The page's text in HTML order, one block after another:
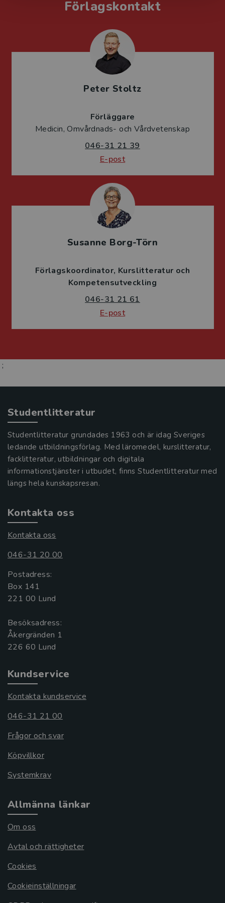
Förlagskontakt
Peter Stoltz
Förläggare
Medicin, Omvårdnads- och Vårdvetenskap
046-31 21 39
E-post
Susanne Borg-Törn
Förlagskoordinator Kurslitteratur och
Kompetensutveckling
046-31 21 61
E-post
;
Studentlitteratur
Studentlitteratur grundades 1963 och är idag Sveriges
ledande utbildningsförlag. Med läromedel, kurslitteratur,
facklitteratur, utbildningar och digitala
informationstjänster i utbudet, finns Studentlitteratur med
längs hela kunskapsresan.
Kontakta oss
Kontakta oss
046-31 20 00
Postadress:
Box 141
221 00 Lund
Besöksadress:
Åkergränden 1
Kundservice
Kontakta kundservice
046-31 21 00
Frågor och svar
Köpvillkor
Systemkrav
Allmänna länkar
Om oss
Avtal och rättigheter
Cookies
Cookieinställningar